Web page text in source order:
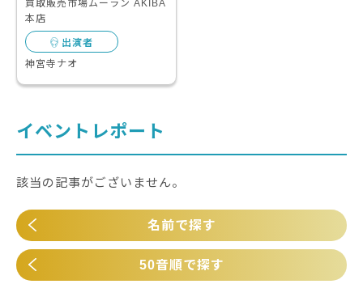
買取販売市場ムーラン AKIBA
本店
出演者
神宮寺ナオ
イベントレポート
該当の記事がございません。
名前で探す
50音順で探す